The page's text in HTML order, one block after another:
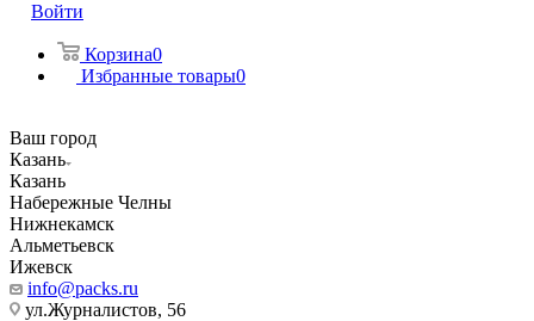
Войти
Корзина0
Избранные товары0
Ваш город
Казань
Казань
Набережные Челны
Нижнекамск
Альметьевск
Ижевск
info@packs.ru
ул.Журналистов, 56